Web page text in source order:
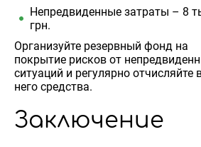
Непредвиденные затраты – 8
грн.
Организуйте резервный фонд на
покрытие рисков от
ситуаций и регулярно отчисляйте
него средства.
Заключение